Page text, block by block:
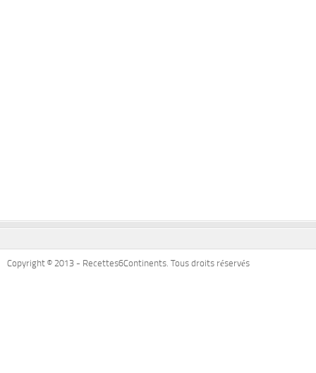
Copyright © 2013 - Recettes6Continents. Tous droits réservés